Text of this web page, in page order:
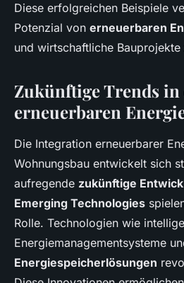
Diese erfolgreichen Beispiele
Potenzial von erneuerbaren
und wirtschaftliche
Zukünftige Trends in
erneuerbaren
Die Integration erneuerbarer
Wohnungsbau entwickelt sich
aufregende zukünftige
Emerging Technologies
Rolle. Technologien wie
Energiemanagementsysteme
Energiespeicherlösungen